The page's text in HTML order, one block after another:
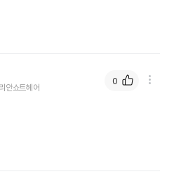
안쇼트헤어
0